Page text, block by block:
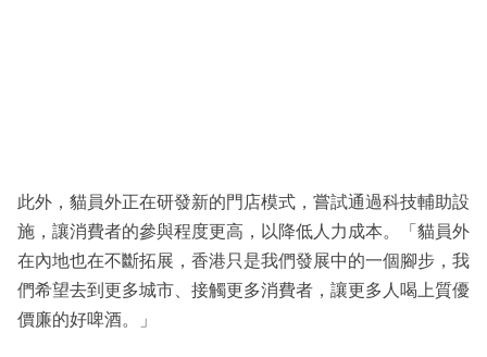
此外，貓員外正在研發新的門店模式，嘗試通過科技輔助設
施，讓消費者的參與程度更高，以降低人力成本。「貓員外
在內地也在不斷拓展，香港只是我們發展中的一個腳步，我
們希望去到更多城市、接觸更多消費者，讓更多人喝上質優
價廉的好啤酒。」